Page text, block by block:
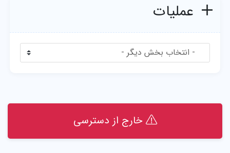
عملیات
خارج از دسترسی